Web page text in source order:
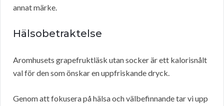
annat märke.
Hälsobetraktelse
Aromhusets grapefruktläsk utan socker är ett kalorisnålt
val för den som önskar en uppfriskande dryck.
Genom att fokusera på hälsa och välbefinnande tar vi upp